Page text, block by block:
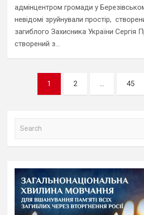
адмінцентром громади у
невідомі зруйнували простір,
загиблого Захисника України Сергія
створений з…
Навігація
записів
1 2 … 45
a